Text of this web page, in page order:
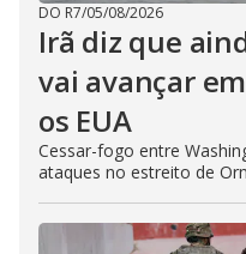
DO R7/05/08/2026
Irã diz que
vai avançar
os EUA
Cessar-fogo entre
ataques no estreito de